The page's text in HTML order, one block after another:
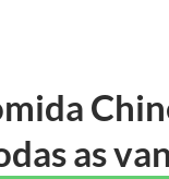
as